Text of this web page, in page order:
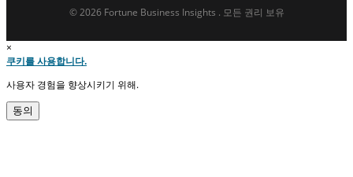
© 2026 Fortune Business Insights . 모든 권리 보유
×
쿠키를 사용합니다.
사용자 경험을 향상시키기 위해.
동의